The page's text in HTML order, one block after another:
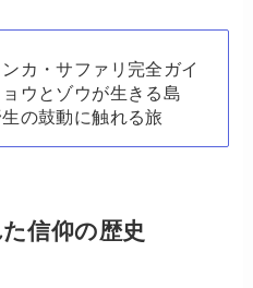
カ・サファリ完全ガイ
ョウとゾウが生きる島
の鼓動に触れる旅
信仰の歴史